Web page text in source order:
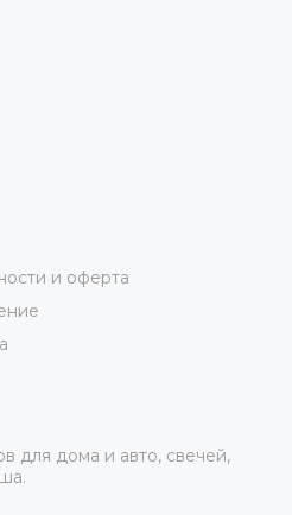
и оферта
для дома и авто, свечей,